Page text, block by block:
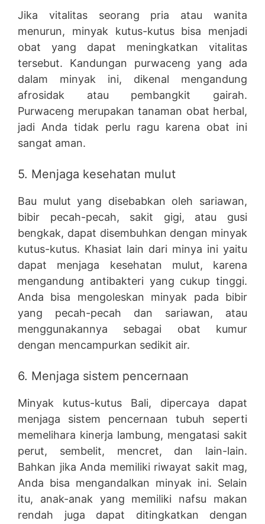
Jika vitalitas seorang pria atau wanita
menurun, minyak kutus-kutus bisa menjadi
obat yang dapat meningkatkan vitalitas
tersebut. Kandungan purwaceng yang ada
dalam minyak ini, dikenal mengandung
afrosidak atau pembangkit gairah.
Purwaceng merupakan tanaman obat herbal,
jadi Anda tidak perlu ragu karena obat ini
sangat aman.
5. Menjaga kesehatan mulut
Bau mulut yang disebabkan oleh sariawan,
bibir pecah-pecah, sakit gigi, atau gusi
bengkak, dapat disembuhkan dengan minyak
kutus-kutus. Khasiat lain dari minya ini yaitu
dapat menjaga kesehatan mulut, karena
mengandung antibakteri yang cukup tinggi.
Anda bisa mengoleskan minyak pada bibir
yang pecah-pecah dan sariawan, atau
menggunakannya sebagai obat kumur
dengan mencampurkan sedikit air.
6. Menjaga sistem pencernaan
Minyak kutus-kutus Bali, dipercaya dapat
menjaga sistem pencernaan tubuh seperti
memelihara kinerja lambung, mengatasi sakit
perut, sembelit, mencret, dan lain-lain.
Bahkan jika Anda memiliki riwayat sakit mag,
Anda bisa mengandalkan minyak ini. Selain
itu, anak-anak yang memiliki nafsu makan
rendah juga dapat ditingkatkan dengan